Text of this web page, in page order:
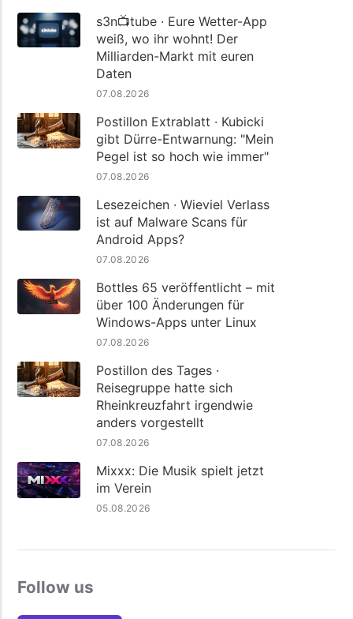
s3n📺tube · Eure Wetter-App
weiß, wo ihr wohnt! Der
Milliarden-Markt mit euren
Daten
07.08.2026
Postillon Extrablatt · Kubicki
gibt Dürre-Entwarnung: "Mein
Pegel ist so hoch wie immer"
07.08.2026
Lesezeichen · Wieviel Verlass
ist auf Malware Scans für
Android Apps?
07.08.2026
Bottles 65 veröffentlicht – mit
über 100 Änderungen für
Windows-Apps unter Linux
07.08.2026
Postillon des Tages ·
Reisegruppe hatte sich
Rheinkreuzfahrt irgendwie
anders vorgestellt
07.08.2026
Mixxx: Die Musik spielt jetzt
im Verein
05.08.2026
Follow us